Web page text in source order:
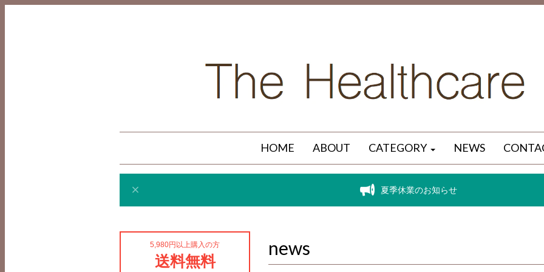
HOME ABOUT CATEGORY NEWS
夏季休業のお知らせ
news
5,980円以上購入の方
送料無料